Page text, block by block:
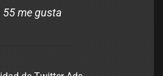
55 me gusta